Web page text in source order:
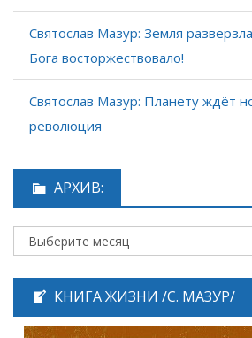
Святослав Мазур: Земля
Бога восторжествовало!
Святослав Мазур: Планету ждёт
революция
АРХИВ:
КНИГА ЖИЗНИ /С. МАЗУР/